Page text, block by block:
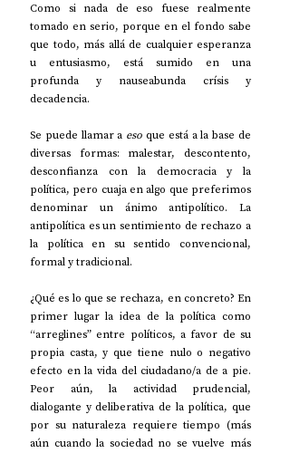
Como si nada de eso fuese realmente
tomado en serio, porque en el fondo sabe
que todo, más allá de cualquier esperanza
u entusiasmo, está sumido en una
profunda y nauseabunda crísis y
decadencia.
Se puede llamar a eso que está a la base de
diversas formas: malestar, descontento,
desconfianza con la democracia y la
política, pero cuaja en algo que preferimos
denominar un ánimo antipolítico. La
antipolítica es un sentimiento de rechazo a
la política en su sentido convencional,
formal y tradicional.
¿Qué es lo que se rechaza, en concreto? En
primer lugar la idea de la política como
“arreglines” entre políticos, a favor de su
propia casta, y que tiene nulo o negativo
efecto en la vida del ciudadano/a de a pie.
Peor aún, la actividad prudencial,
dialogante y deliberativa de la política, que
por su naturaleza requiere tiempo (más
aún cuando la sociedad no se vuelve más